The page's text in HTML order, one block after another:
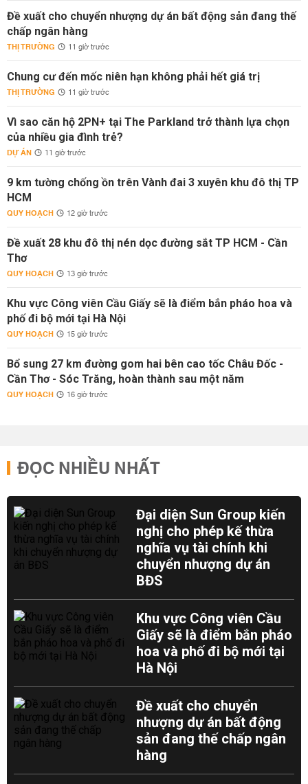
Đề xuất cho chuyển nhượng dự án bất động sản đang thế
chấp ngân hàng
THỊ TRƯỜNG 11 giờ trước
Chung cư đến mốc niên hạn không phải hết giá trị
THỊ TRƯỜNG 11 giờ trước
Vì sao căn hộ 2PN+ tại The Parkland trở thành lựa chọn
của nhiều gia đình trẻ?
DỰ ÁN 11 giờ trước
9 km tường chống ồn trên Vành đai 3 xuyên khu đô thị TP
HCM
QUY HOẠCH 12 giờ trước
Đề xuất 28 khu đô thị nén dọc đường sắt TP HCM - Cần
Thơ
QUY HOẠCH 13 giờ trước
Khu vực Công viên Cầu Giấy sẽ là điểm bắn pháo hoa và
phố đi bộ mới tại Hà Nội
QUY HOẠCH 15 giờ trước
Bổ sung 27 km đường gom hai bên cao tốc Châu Đốc -
Cần Thơ - Sóc Trăng, hoàn thành sau một năm
QUY HOẠCH 16 giờ trước
ĐỌC NHIỀU NHẤT
Đại diện Sun Group kiến
nghị cho phép kế thừa
nghĩa vụ tài chính khi
chuyển nhượng dự án
BĐS
Khu vực Công viên Cầu
Giấy sẽ là điểm bắn pháo
hoa và phố đi bộ mới tại
Hà Nội
Đề xuất cho chuyển
nhượng dự án bất động
sản đang thế chấp ngân
hàng